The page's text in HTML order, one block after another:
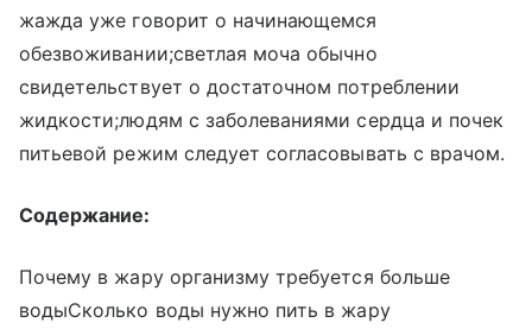
жажда уже говорит о начинающемся
обезвоживании;светлая моча обычно
свидетельствует о достаточном потреблении
жидкости;людям с заболеваниями сердца и почек
питьевой режим следует согласовывать с врачом.
Содержание:
Почему в жару организму требуется больше
водыСколько воды нужно пить в жару